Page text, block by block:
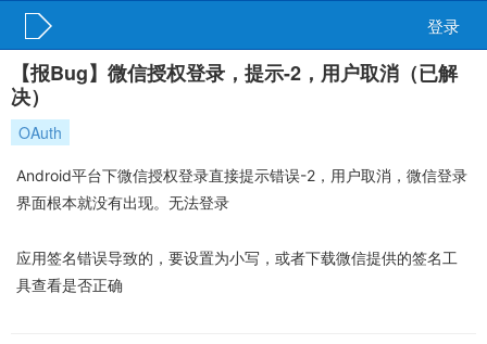
登录
【报Bug】微信授权登录，提示-2，用户取消（已解
决）
OAuth
Android平台下微信授权登录直接提示错误-2，用户取消，微信登录
界面根本就没有出现。无法登录
应用签名错误导致的，要设置为小写，或者下载微信提供的签名工
具查看是否正确